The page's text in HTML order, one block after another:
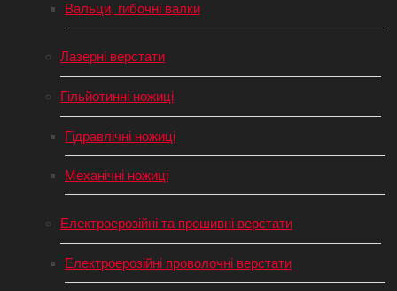
Вальци, гибочні валки
Лазерні верстати
Гільйотинні ножиці
Гідравлічні ножиці
Механічні ножиці
Електроерозійні та прошивні верстати
Електроерозійні проволочні верстати